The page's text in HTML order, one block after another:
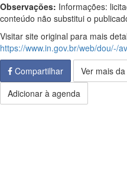
Observações: Informações:
conteúdo não substitui o
Visitar site original para mais
https://www.in.gov.br/web/dou/-/
Compartilhar
Ver mais
Adicionar à agenda